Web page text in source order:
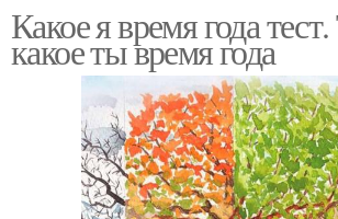
Тест на межличностные
отношения
Тесты на оружие Тест
Какое я время года
какое ты время года